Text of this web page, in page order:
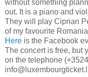
without something
out. It is a piano and
They will play Ciprian
of my favourite
Here is the Facebook
The concert is free, but
on the telephone